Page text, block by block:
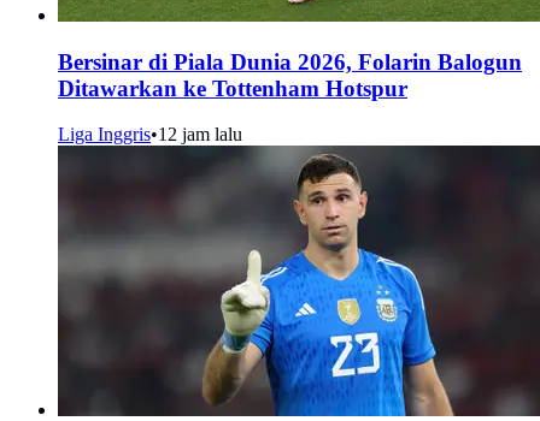
Bersinar di Piala Dunia 2026, Folarin Balogun
Ditawarkan ke Tottenham Hotspur
Liga Inggris•12 jam lalu